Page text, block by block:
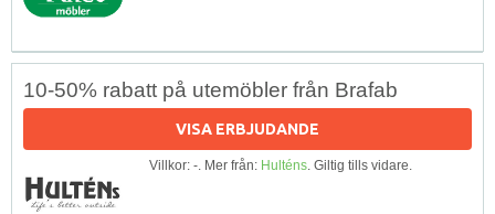
10-50% rabatt på utemöbler från Brafab
VISA ERBJUDANDE
Villkor: -. Mer från: Hulténs. Giltig tills vidare.